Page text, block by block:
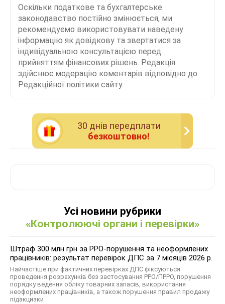
Оскільки податкове та бухгалтерське
законодавство постійно змінюється, ми
рекомендуємо використовувати наведену
інформацію як довідкову та звертатися за
індивідуальною консультацією перед
прийняттям фінансових рішень. Редакція
здійснює модерацію коментарів відповідно до
Редакційної політики сайту.
30 днiв передплати
безкоштовно!
Усі новини рубрики
«Контролюючі органи і перевірки»
Штраф 300 млн грн за РРО-порушення та неоформлених
працівників: результат перевірок ДПС за 7 місяців 2026 р.
Найчастіше при фактичних перевірках ДПС фіксуються
проведення розрахунків без застосування РРО/ПРРО, порушення
порядку ведення обліку товарних запасів, використання
неоформлених працівників, а також порушення правил продажу
підакцизки